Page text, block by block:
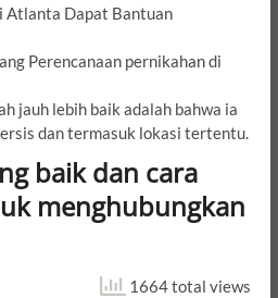
Atlanta Dapat Bantuan
Perencanaan pernikahan di
jauh lebih baik adalah bahwa ia
dan termasuk lokasi tertentu.
baik dan cara
menghubungkan
1664 total views